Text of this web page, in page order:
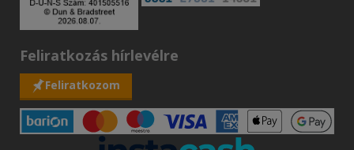
Feliratkozás hírlevélre
Feliratkozom